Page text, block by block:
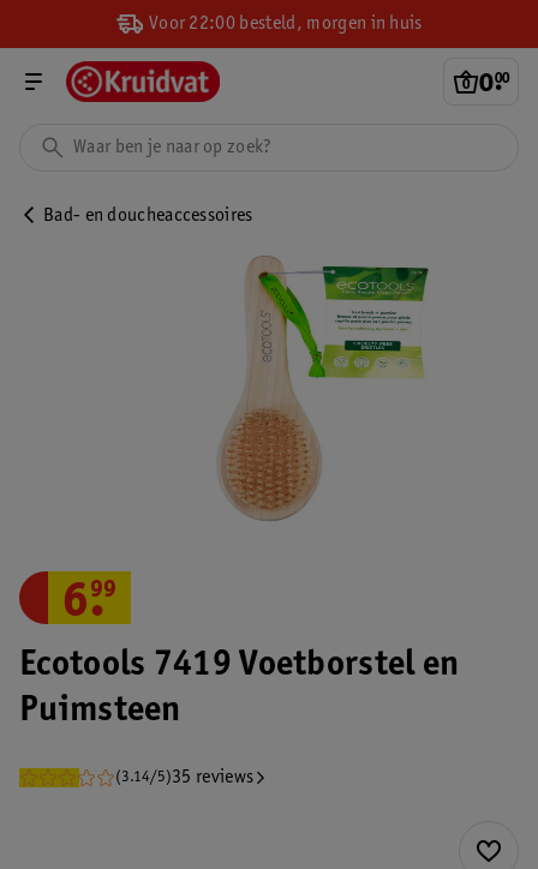
Voor 22:00 besteld, morgen in huis
0.
00
Bad- en doucheaccessoires
Ecotools 7419 Voetborstel en
Puimsteen
(3.14/5)35 reviews
6.
99